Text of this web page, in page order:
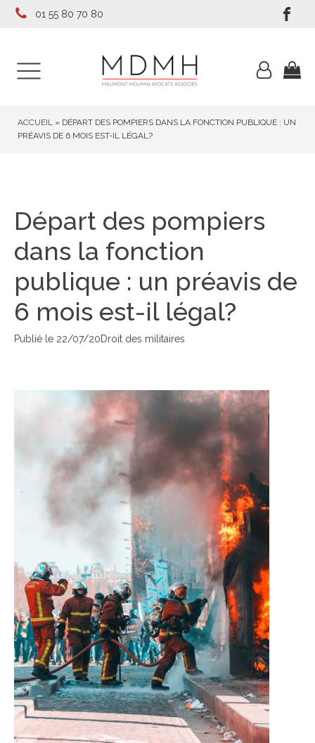
01 55 80 70 80
ACCUEIL » DÉPART DES POMPIERS DANS LA FONCTION PUBLIQUE : UN
PRÉAVIS DE 6 MOIS EST-IL LÉGAL?
Départ des pompiers
dans la fonction
publique : un préavis de
6 mois est-il légal?
Publié le 22/07/20Droit des militaires